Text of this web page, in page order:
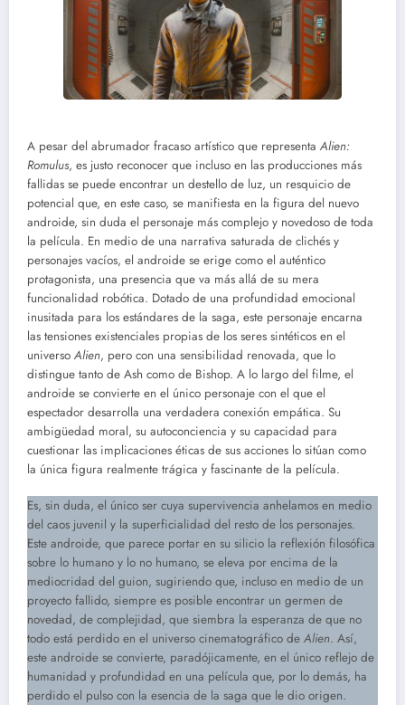
A pesar del abrumador fracaso artístico que representa Alien:
Romulus, es justo reconocer que incluso en las producciones más
fallidas se puede encontrar un destello de luz, un resquicio de
potencial que, en este caso, se manifiesta en la figura del nuevo
androide, sin duda el personaje más complejo y novedoso de toda
la película. En medio de una narrativa saturada de clichés y
personajes vacíos, el androide se erige como el auténtico
protagonista, una presencia que va más allá de su mera
funcionalidad robótica. Dotado de una profundidad emocional
inusitada para los estándares de la saga, este personaje encarna
las tensiones existenciales propias de los seres sintéticos en el
universo Alien, pero con una sensibilidad renovada, que lo
distingue tanto de Ash como de Bishop. A lo largo del filme, el
androide se convierte en el único personaje con el que el
espectador desarrolla una verdadera conexión empática. Su
ambigüedad moral, su autoconciencia y su capacidad para
cuestionar las implicaciones éticas de sus acciones lo sitúan como
la única figura realmente trágica y fascinante de la película.
Es, sin duda, el único ser cuya supervivencia anhelamos en medio
del caos juvenil y la superficialidad del resto de los personajes.
Este androide, que parece portar en su silicio la reflexión filosófica
sobre lo humano y lo no humano, se eleva por encima de la
mediocridad del guion, sugiriendo que, incluso en medio de un
proyecto fallido, siempre es posible encontrar un germen de
novedad, de complejidad, que siembra la esperanza de que no
todo está perdido en el universo cinematográfico de Alien. Así,
este androide se convierte, paradójicamente, en el único reflejo de
humanidad y profundidad en una película que, por lo demás, ha
perdido el pulso con la esencia de la saga que le dio origen.